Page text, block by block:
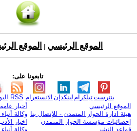
الموقع الرئيسي الموقع
تابعونا على:
RSS الانستغرام لينكدإن تيلكرامبنترست
الموقع الرئيسي
هيئة ادارة الحوار المتمدن - للإتصال بنا
إحصائيات مؤسسة الحوار المتمدن
قواعد النشر
أخبار عامة
وكالة
اخبار
وكالة